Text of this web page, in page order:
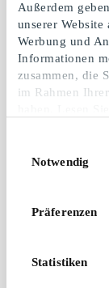
Außerdem
unserer
Werbung und
Informationen
zusammen, die
im Rahmen
Notwendig
Präferenzen
Statistiken